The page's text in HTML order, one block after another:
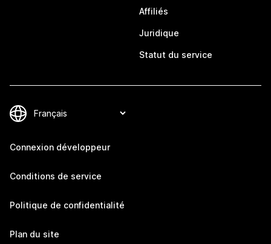
Affiliés
Juridique
Statut du service
Connexion développeur
Conditions de service
Politique de confidentialité
Plan du site